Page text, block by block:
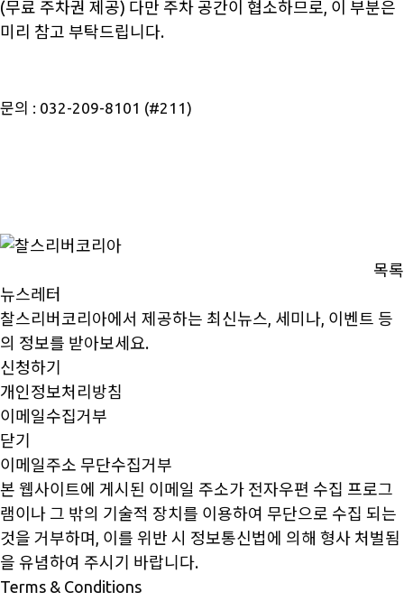
(무료 주차권 제공) 다만 주차 공간이 협소하므로, 이 부분은
미리 참고 부탁드립니다.
문의 : 032-209-8101 (#211)
목록
뉴스레터
찰스리버코리아에서 제공하는 최신뉴스, 세미나, 이벤트 등
의 정보를 받아보세요.
신청하기
개인정보처리방침
이메일수집거부
닫기
이메일주소 무단수집거부
본 웹사이트에 게시된 이메일 주소가 전자우편 수집 프로그
램이나 그 밖의 기술적 장치를 이용하여 무단으로 수집 되는
것을 거부하며, 이를 위반 시 정보통신법에 의해 형사 처벌됨
을 유념하여 주시기 바랍니다.
Terms & Conditions